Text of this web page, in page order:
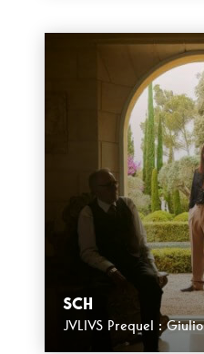
SCH
JVLIVS Prequel : Giulio